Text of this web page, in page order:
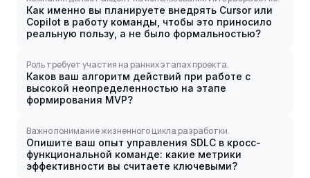
Как именно вы планируете внедрять Cursor или
Copilot в работу команды, чтобы это приносило
реальную пользу, а не было формальностью?
Роль требует участия на ранних этапах проекта.
Каков ваш алгоритм действий при работе с
высокой неопределенностью на этапе
формирования MVP?
Важно понимание жизненного цикла разработки.
Опишите ваш опыт управления SDLC в кросс-
функциональной команде: какие метрики
эффективности вы считаете ключевыми?